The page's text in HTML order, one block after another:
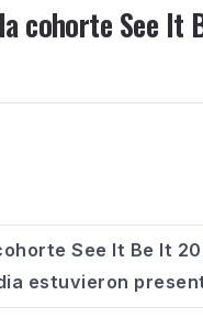
cohorte See
See It Be It
estuvieron